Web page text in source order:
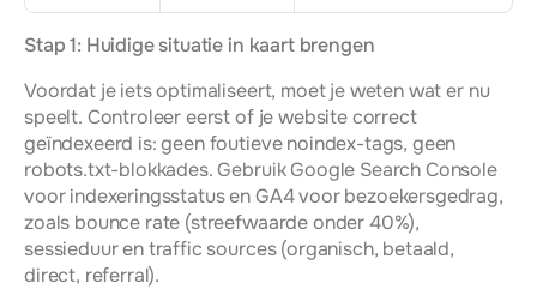
Stap 1: Huidige situatie in kaart brengen
Voordat je iets optimaliseert, moet je weten wat er nu
speelt. Controleer eerst of je website correct
geïndexeerd is: geen foutieve noindex-tags, geen
robots.txt-blokkades. Gebruik Google Search Console
voor indexeringsstatus en GA4 voor bezoekersgedrag,
zoals bounce rate (streefwaarde onder 40%),
sessieduur en traffic sources (organisch, betaald,
direct, referral).